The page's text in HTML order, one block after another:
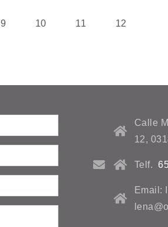
9 10 11 12
Calle
12,
Telf.
Email: